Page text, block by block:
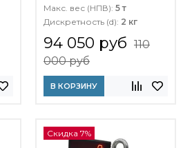
Макс. вес (НПВ): 5 т
Дискретность (d): 2 кг
94 050 руб 110
000 руб
В КОРЗИНУ
Скидка 7%